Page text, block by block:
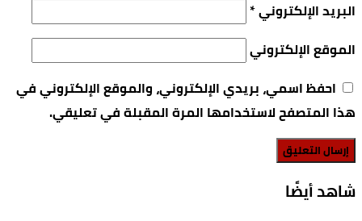
البريد الإلكتروني*
الموقع الإلكتروني
احفظ اسمي، بريدي الإلكتروني، والموقع الإلكتروني في
هذا المتصفح لاستخدامها المرة المقبلة في تعليقي.
‫شاهد أيضًا‬